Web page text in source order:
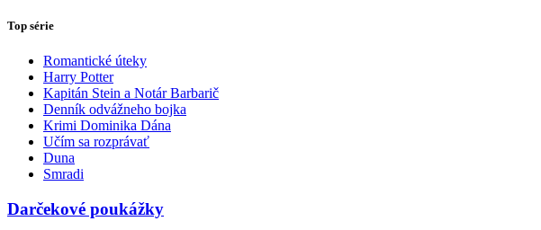
Top série
Romantické úteky
Harry Potter
Kapitán Stein a Notár Barbarič
Denník odvážneho bojka
Krimi Dominika Dána
Učím sa rozprávať
Duna
Smradi
Darčekové poukážky